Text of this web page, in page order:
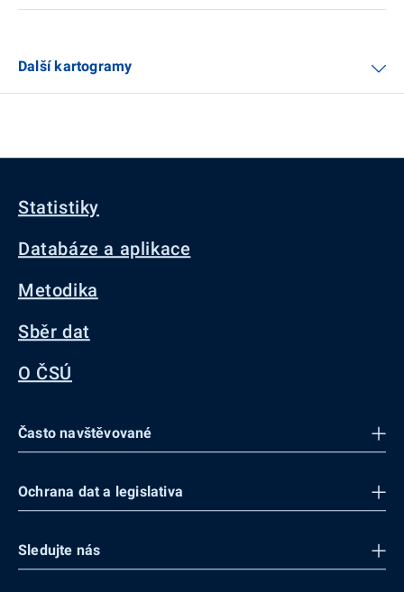
Další kartogramy
Statistiky
Databáze a aplikace
Metodika
Sběr dat
O ČSÚ
Často navštěvované
Ochrana dat a legislativa
Sledujte nás